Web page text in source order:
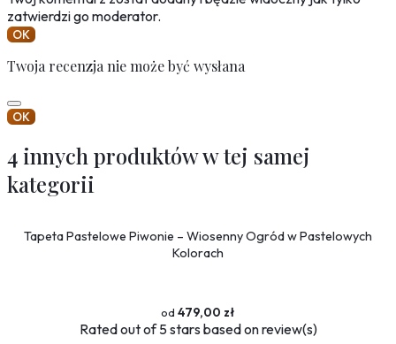
zatwierdzi go moderator.
OK
Twoja recenzja nie może być wysłana
OK
4 innych produktów w tej samej
kategorii
Tapeta Pastelowe Piwonie – Wiosenny Ogród w Pastelowych
Kolorach
479,00 zł
Ratedout of 5 stars based onreview(s)